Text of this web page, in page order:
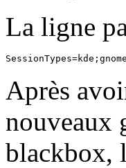
La ligne
Après
nouveaux
blackbox,